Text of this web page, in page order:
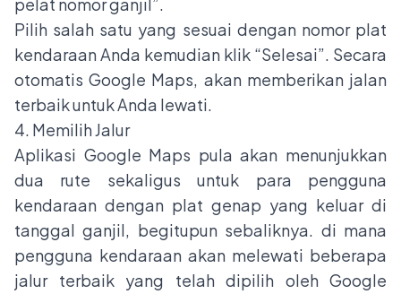
pelat nomor ganjil”.
Pilih salah satu yang sesuai dengan nomor plat
kendaraan Anda kemudian klik “Selesai”. Secara
otomatis Google Maps, akan memberikan jalan
terbaik untuk Anda lewati.
4. Memilih Jalur
Aplikasi Google Maps pula akan menunjukkan
dua rute sekaligus untuk para pengguna
kendaraan dengan plat genap yang keluar di
tanggal ganjil, begitupun sebaliknya. di mana
pengguna kendaraan akan melewati beberapa
jalur terbaik yang telah dipilih oleh Google